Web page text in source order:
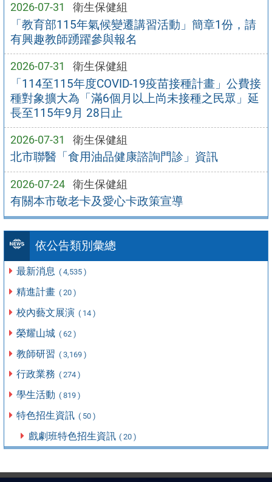
2026-07-31 衛生保健組
「教育部115年氣候變遷講習活動」簡章1份，請
有興趣教師踴躍參與報名
2026-07-31 衛生保健組
「114至115年度COVID-19疫苗接種計畫」公費接
種對象擴大為「滿6個月以上尚未接種之民眾」延
長至115年9月 28日止
2026-07-31 衛生保健組
北市聯醫「食用油品健康諮詢門診」資訊
2026-07-24 衛生保健組
有關本市敬老卡及愛心卡政策宣導
依公告類別彙總
最新消息 ( 4,535 )
精進計畫 ( 20 )
校內藝文展演 ( 14 )
榮耀山城 ( 62 )
教師研習 ( 3,169 )
行政業務 ( 274 )
學生活動 ( 819 )
特色招生資訊 ( 50 )
戲劇班特色招生資訊 ( 20 )